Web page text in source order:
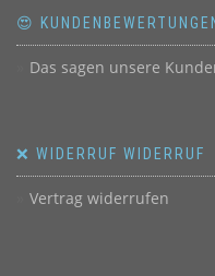
😍
Das sagen unsere
❌ WIDERRUF WIDERRUF
Vertrag widerrufen